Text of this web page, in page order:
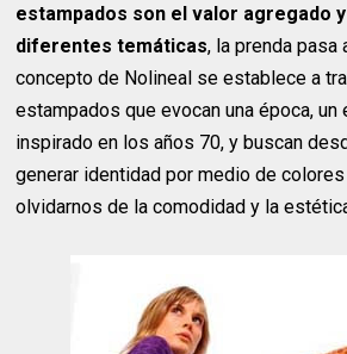
estampados son el valor agregado
diferentes temáticas, la prenda pasa
concepto de Nolineal se establece a
estampados que evocan una época,
inspirado en los años 70, y buscan
generar identidad por medio de
olvidarnos de la comodidad y la